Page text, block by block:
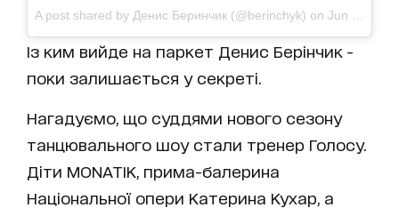
A post shared by Денис Беринчик (@berinchyk) on Jun 28, 2017 at 11:11pm PDT
Із ким вийде на паркет Денис Берінчик -
поки залишається у секреті.
Нагадуємо, що суддями нового сезону
танцювального шоу стали тренер Голосу.
Діти MONATIK, прима-балерина
Національної опери Катерина Кухар, а